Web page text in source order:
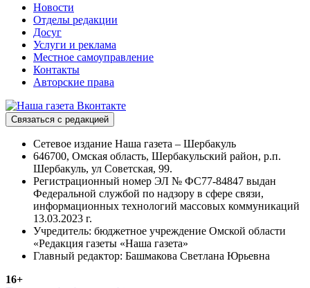
Новости
Отделы редакции
Досуг
Услуги и реклама
Местное самоуправление
Контакты
Авторские права
Связаться с редакцией
Сетевое издание Наша газета – Шербакуль
646700, Омская область, Шербакульский район, р.п.
Шербакуль, ул Советская, 99.
Регистрационный номер ЭЛ № ФС77-84847 выдан
Федеральной службой по надзору в сфере связи,
информационных технологий массовых коммуникаций
13.03.2023 г.
Учредитель: бюджетное учреждение Омской области
«Редакция газеты «Наша газета»
Главный редактор: Башмакова Светлана Юрьевна
16+